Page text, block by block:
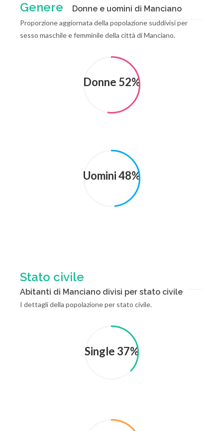
Genere Donne e uomini di Manciano
Proporzione aggiornata della popolazione suddivisi per
sesso maschile e femminile della città di Manciano.
Donne 52%
Uomini 48%
Stato civile
Abitanti di Manciano divisi per stato civile
I dettagli della popolazione per stato civile.
Single 37%